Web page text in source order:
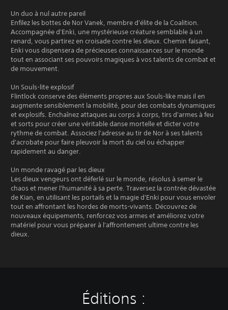
Un duo à nul autre pareil
Enfilez les bottes de Nor Vanek, membre d'élite de la Coalition.
Accompagnée d'Enki, une mystérieuse créature semblable à un
renard, vous partirez en croisade contre les dieux. Chemin faisant,
Enki vous dispensera de précieuses connaissances sur le monde
tout en associant ses pouvoirs magiques à vos talents de combat et
de mouvement.
Un Souls-lite explosif
Flintlock conserve des éléments propres aux Souls-like mais il en
augmente sensiblement la mobilité, pour des combats dynamiques
et explosifs. Enchaînez attaques au corps à corps, tirs d'armes à feu
et sorts pour créer une véritable danse mortelle et dicter votre
rythme de combat. Associez l'adresse au tir de Nor à ses talents
d'acrobate pour faire pleuvoir la mort du ciel ou échapper
rapidement au danger.
Un monde ravagé par les dieux
Les dieux vengeurs ont déferlé sur le monde, résolus à semer le
chaos et mener l'humanité à sa perte. Traversez la contrée dévastée
de Kian, en utilisant les portails et la magie d'Enki pour vous envoler
tout en affrontant les hordes de morts-vivants. Découvrez de
nouveaux équipements, renforcez vos armes et améliorez votre
matériel pour vous préparer à l'affrontement ultime contre les
dieux.
Éditions :